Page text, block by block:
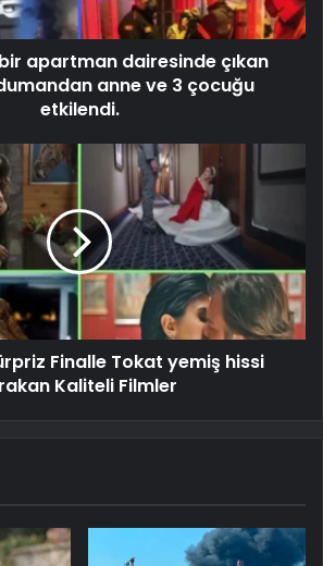
bir apartman dairesinde çıkan
anne ve 3 çocuğu
etkilendi.
Finalle Tokat yemiş hissi
Kaliteli Filmler